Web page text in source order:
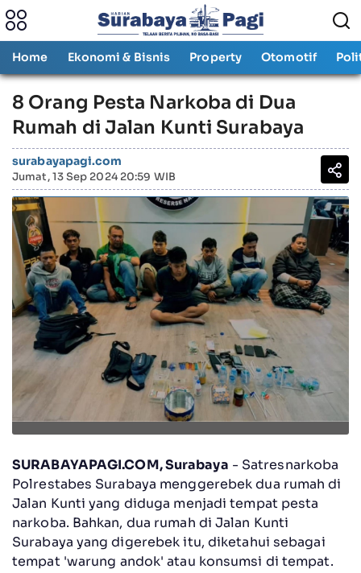
Home Ekonomi & Bisnis Property Otomotif
8 Orang Pesta Narkoba di Dua
Rumah di Jalan Kunti Surabaya
surabayapagi.com
Jumat, 13 Sep 2024 20:59 WIB
SURABAYAPAGI.COM, Surabaya - Satresnarkoba
Polrestabes Surabaya menggerebek dua rumah di
Jalan Kunti yang diduga menjadi tempat pesta
narkoba. Bahkan, dua rumah di Jalan Kunti
Surabaya yang digerebek itu, diketahui sebagai
tempat 'warung andok' atau konsumsi di tempat.